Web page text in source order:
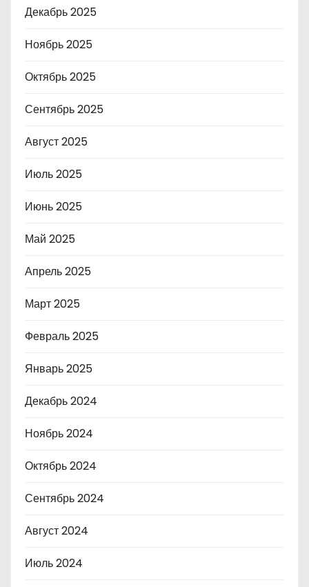
Декабрь 2025
Ноябрь 2025
Октябрь 2025
Сентябрь 2025
Август 2025
Июль 2025
Июнь 2025
Май 2025
Апрель 2025
Март 2025
Февраль 2025
Январь 2025
Декабрь 2024
Ноябрь 2024
Октябрь 2024
Сентябрь 2024
Август 2024
Июль 2024